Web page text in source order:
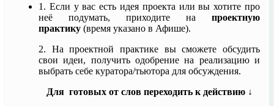
1. Если у вас есть идея проекта или вы хотите про
неё подумать, приходите на проектную
практику (время указано в Афише).
2. На проектной практике вы сможете обсудить
свои идеи, получить одобрение на реализацию и
выбрать себе куратора/тьютора для обсуждения.
Для готовых от слов переходить к действию ↓